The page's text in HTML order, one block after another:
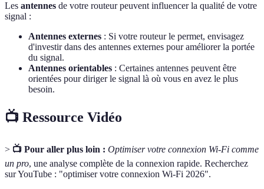
Les antennes de votre routeur peuvent influencer la qualité de votre
signal :
Antennes externes : Si votre routeur le permet, envisagez
d'investir dans des antennes externes pour améliorer la portée
du signal.
Antennes orientables : Certaines antennes peuvent être
orientées pour diriger le signal là où vous en avez le plus
besoin.
📺 Ressource Vidéo
> 📺 Pour aller plus loin : Optimiser votre connexion Wi-Fi comme
un pro, une analyse complète de la connexion rapide. Recherchez
sur YouTube : "optimiser votre connexion Wi-Fi 2026".